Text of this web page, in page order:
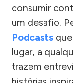
consumir
um desafio.
Podcasts
lugar, a
trazem